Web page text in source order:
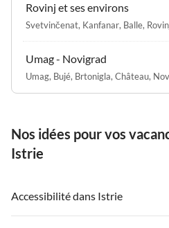
Rovinj et ses environs
Svetvinčenat, Kanfanar, Balle,
Umag - Novigrad
Umag, Bujé, Brtonigla, Château,
Nos idées pour vos
Istrie
Accessibilité dans Istrie